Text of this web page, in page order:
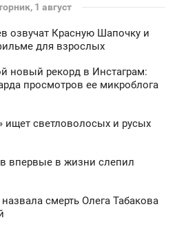
1 август
озвучат Красную Шапочку и
для взрослых
новый рекорд в Инстаграм:
просмотров ее микроблога
ищет светловолосых и русых
впервые в жизни слепил
смерть Олега Табакова